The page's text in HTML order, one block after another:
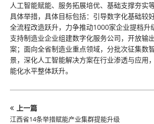
人工智能赋能、服务拓展培优、基础支撑夯实
具体举措，具体目标包括：引导数字化基础较
全流程改造跃升，力争推动1000家企业提档升
支持制造业企业组建数字化服务公司，开放输
案；面向全省制造业重点领域，分批次征集数
景，深化人工智能解决方案在行业渗透与应用
能化水平整体跃升。
上一篇
江西省14条举措赋能产业集群提能升级